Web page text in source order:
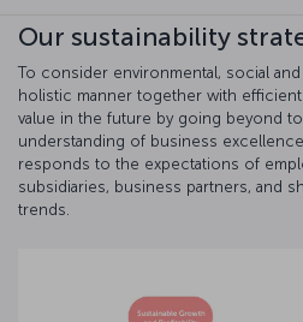
Our sustainability
To consider environmental, social
holistic manner together with
value in the future by going beyond
understanding of business
responds to the expectations of
subsidiaries, business partners, and
trends.